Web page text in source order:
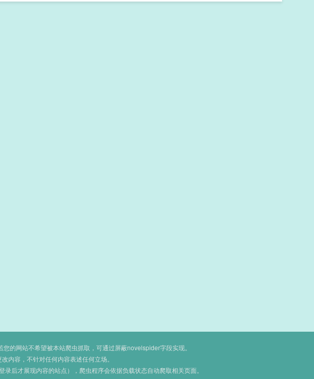
的网站不希望被本站爬虫抓取，可通过屏蔽novelspider字段实现。
内容，不针对任何内容表述任何立场。
后才展现内容的站点），爬虫程序会依据负载状态自动爬取相关页面。